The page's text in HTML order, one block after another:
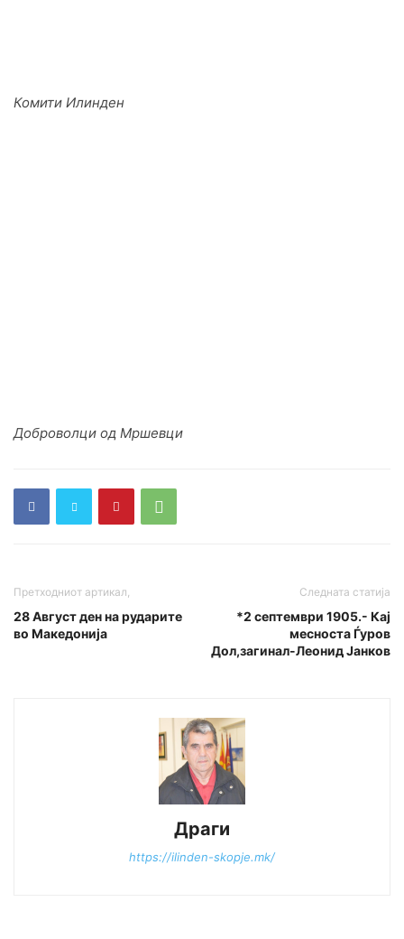
Комити Илинден
Доброволци од Мршевци
Претходниот артикал,
28 Август ден на рударите
вo Македонија
Следната статија
*2 септември 1905.- Кај
месноста Ѓуров
Дол,загинал-Леонид Јанков
Драги
https://ilinden-skopje.mk/